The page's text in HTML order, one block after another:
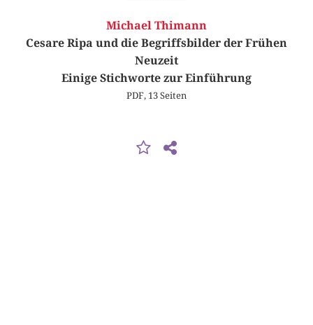
Michael Thimann
Cesare Ripa und die Begriffsbilder der Frühen
Neuzeit
Einige Stichworte zur Einführung
PDF, 13 Seiten